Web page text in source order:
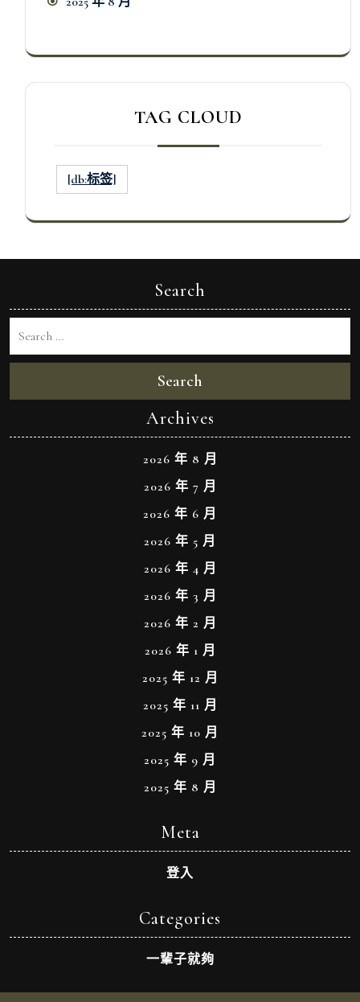
TAG CLOUD
[db:标签]
Search
Search
Archives
2026 年 8 月
2026 年 7 月
2026 年 6 月
2026 年 5 月
2026 年 4 月
2026 年 3 月
2026 年 2 月
2026 年 1 月
2025 年 12 月
2025 年 11 月
2025 年 10 月
2025 年 9 月
2025 年 8 月
Meta
登入
Categories
一輩子就夠